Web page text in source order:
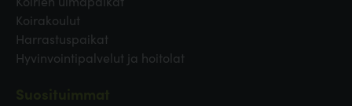
Koirakoulut
Harrastuspaikat
Hyvinvointipalvelut ja hoitolat